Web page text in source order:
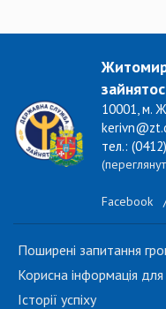
10001, м.
тел.:
Facebook
Поширені запитання
Корисна інформація
Історії успіху